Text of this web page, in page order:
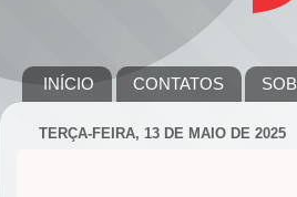
INÍCIO CONTATOS
TERÇA-FEIRA, 13 DE MAIO DE 2025